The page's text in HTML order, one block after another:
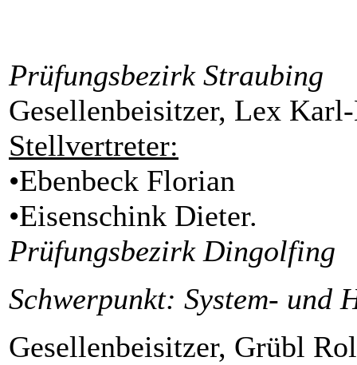
Prüfungsbezirk Straubing
Gesellenbeisitzer, Lex
Stellvertreter:
•Ebenbeck Florian
•Eisenschink Dieter.
Prüfungsbezirk Dingolfing
Schwerpunkt: System- und
Gesellenbeisitzer, Grübl